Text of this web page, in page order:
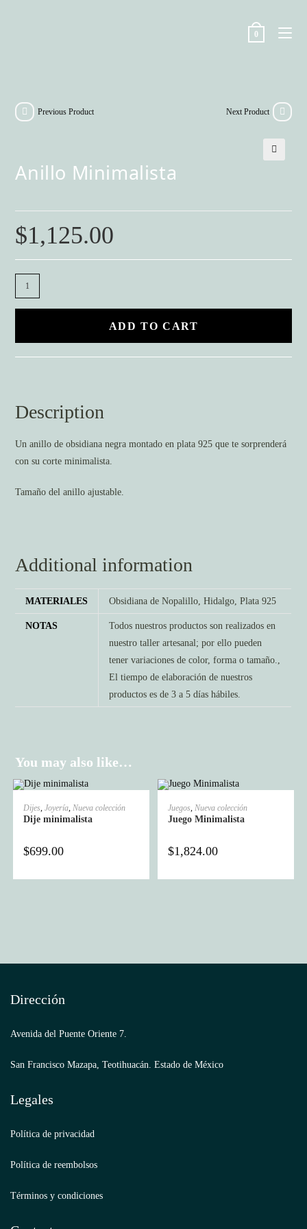
0
Previous Product Next Product
Anillo Minimalista
$1,125.00
Anillo
Minimalista
ADD TO CART
Description
Un anillo de obsidiana negra montado en plata 925 que te sorprenderá
con su corte minimalista.
Tamaño del anillo ajustable.
Additional information
MATERIALES Obsidiana de Nopalillo, Hidalgo, Plata 925
NOTAS
Todos nuestros productos son realizados en
nuestro taller artesanal; por ello pueden
tener variaciones de color, forma o tamaño.,
El tiempo de elaboración de nuestros
productos es de 3 a 5 días hábiles.
You may also like…
SELECT OPTIONS
Dijes, Joyería, Nueva colección
Dije minimalista
$699.00
SELECT OPTIONS
Juegos,Nueva colección
Juego Minimalista
$1,824.00
Dirección
Avenida del Puente Oriente 7.
San Francisco Mazapa, Teotihuacán. Estado de México
Legales
Política de privacidad
Política de reembolsos
Términos y condiciones